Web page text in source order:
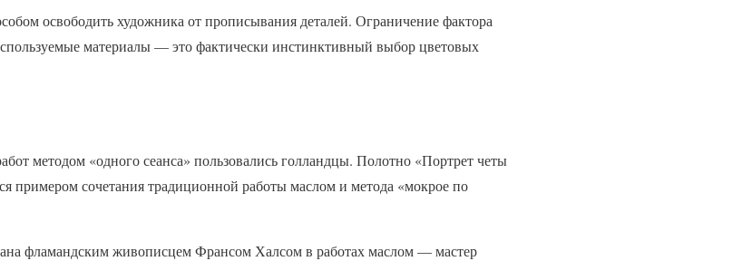
освободить художника от прописывания деталей. Ограничение фактора
материалы — это фактически инстинктивный выбор цветовых
методом «одного сеанса» пользовались голландцы. Полотно «Портрет четы
примером сочетания традиционной работы маслом и метода «мокрое по
фламандским живописцем Франсом Халсом в работах маслом — мастер